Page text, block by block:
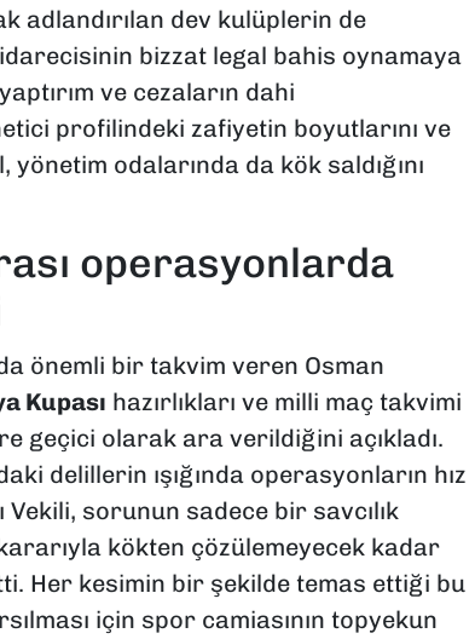
adlandırılan dev kulüplerin de
bizzat legal bahis oynamaya
ve cezaların dahi
profilindeki zafiyetin boyutlarını ve
odalarında da kök saldığını
operasyonlarda
önemli bir takvim veren Osman
Kupası hazırlıkları ve milli maç takvimi
geçici olarak ara verildiğini açıkladı.
delillerin ışığında operasyonların hız
Vekili, sorunun sadece bir savcılık
kökten çözülemeyecek kadar
Her kesimin bir şekilde temas ettiği bu
için spor camiasının topyekun